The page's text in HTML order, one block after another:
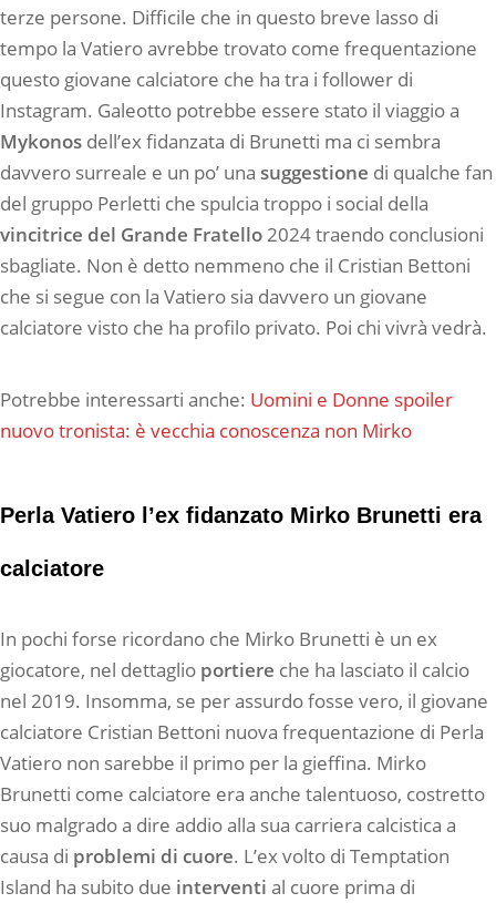
terze persone. Difficile che in questo breve lasso di
tempo la Vatiero avrebbe trovato come frequentazione
questo giovane calciatore che ha tra i follower di
Instagram. Galeotto potrebbe essere stato il viaggio a
Mykonos dell’ex fidanzata di Brunetti ma ci sembra
davvero surreale e un po’ una suggestione di qualche fan
del gruppo Perletti che spulcia troppo i social della
vincitrice del Grande Fratello2024 traendo conclusioni
sbagliate. Non è detto nemmeno che il Cristian Bettoni
che si segue con la Vatiero sia davvero un giovane
calciatore visto che ha profilo privato. Poi chi vivrà vedrà.
Potrebbe interessarti anche: Uomini e Donne spoiler
nuovo tronista: è vecchia conoscenza non Mirko
Perla Vatiero l’ex fidanzato Mirko Brunetti era
calciatore
In pochi forse ricordano che Mirko Brunetti è un ex
giocatore, nel dettaglio portiere che ha lasciato il calcio
nel 2019. Insomma, se per assurdo fosse vero, il giovane
calciatore Cristian Bettoni nuova frequentazione di Perla
Vatiero non sarebbe il primo per la gieffina. Mirko
Brunetti come calciatore era anche talentuoso, costretto
suo malgrado a dire addio alla sua carriera calcistica a
causa di problemi di cuore. L’ex volto di Temptation
Island ha subito due interventi al cuore prima di